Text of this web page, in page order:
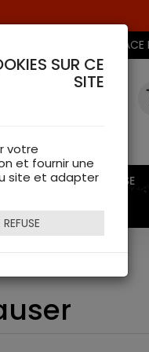
MON
DE CHASSE
SUR CE
SITE
votre
et fournir une
site et adapter
REFUSE